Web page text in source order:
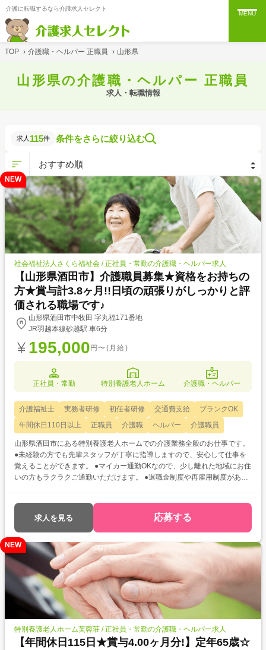
介護に転職するなら介護求人セレクト
MENU
TOP › 介護職・ヘルパー 正職員 › 山形県
山形県の介護職・ヘルパー 正職員
求人・転職情報
求人 115件 条件をさらに絞り込む
NEW
社会福祉法人さくら福祉会 / 正社員・常勤の介護職・ヘルパー求人
【山形県酒田市】介護職員募集★資格をお持ちの
方★賞与計3.8ヶ月!!日頃の頑張りがしっかりと評
価される職場です♪
山形県酒田市中牧田 字丸福171番地
JR羽越本線砂越駅 車6分
195,000 円〜(月給)
正社員・常勤 特別養護老人ホーム 介護職・ヘルパー
介護福祉士 実務者研修 初任者研修 交通費支給
ブランクOK
年間休日110日以上
正職員 介護職 ヘルパー 介護職員
山形県酒田市にある特別養護老人ホームでの介護業務全般のお仕事です。
●未経験の方でも先輩スタッフが丁寧に指導しますので、安心して仕事を
覚えることができます。 ●マイカー通勤OKなので、少し離れた地域にお住
いの方もラクラクご通勤いただけます。 ●退職金制度や再雇用制度があり
求人を見る 応募する
NEW
特別養護老人ホーム芙蓉荘 / 正社員・常勤の介護職・ヘルパー求人
【年間休日115日★賞与4.00ヶ月分!】定年65歳☆